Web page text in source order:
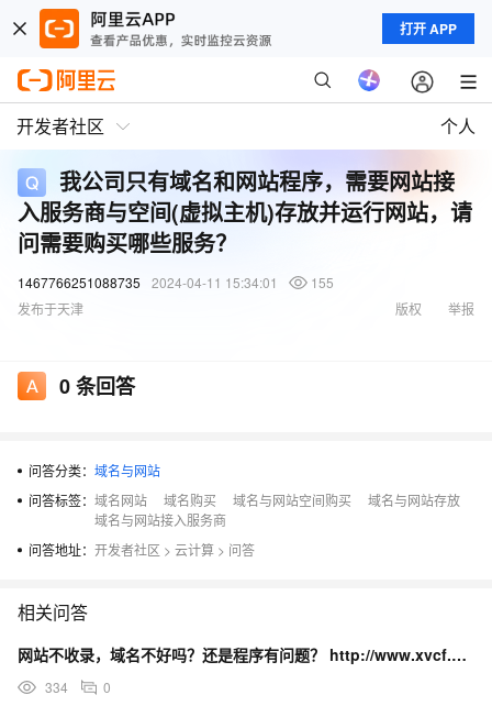
打开 APP
开发者社区 个人
我公司只有域名和网站程序，需要网站接
入服务商与空间(虚拟主机)存放并运行网站，请
问需要购买哪些服务？
1467766251088735 2024-04-11 15:34:01
155
发布于天津
举报
版权
0条回答
问答分类： 域名与网站
问答标签： 域名网站 域名购买 域名与网站空间购买
域名与网站存放
域名与网站接入服务商
问答地址： 开发者社区 > 云计算 > 问答
相关问答
网站不收录，域名不好吗？还是程序有问题？ http://www.xvcf.cn但是首页和内页都不收录
334 0